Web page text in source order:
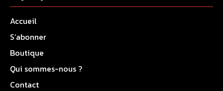
Accueil
S’abonner
Boutique
Qui sommes-nous ?
Contact